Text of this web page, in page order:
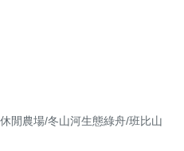
閒農場/冬山河生態綠舟/班比山